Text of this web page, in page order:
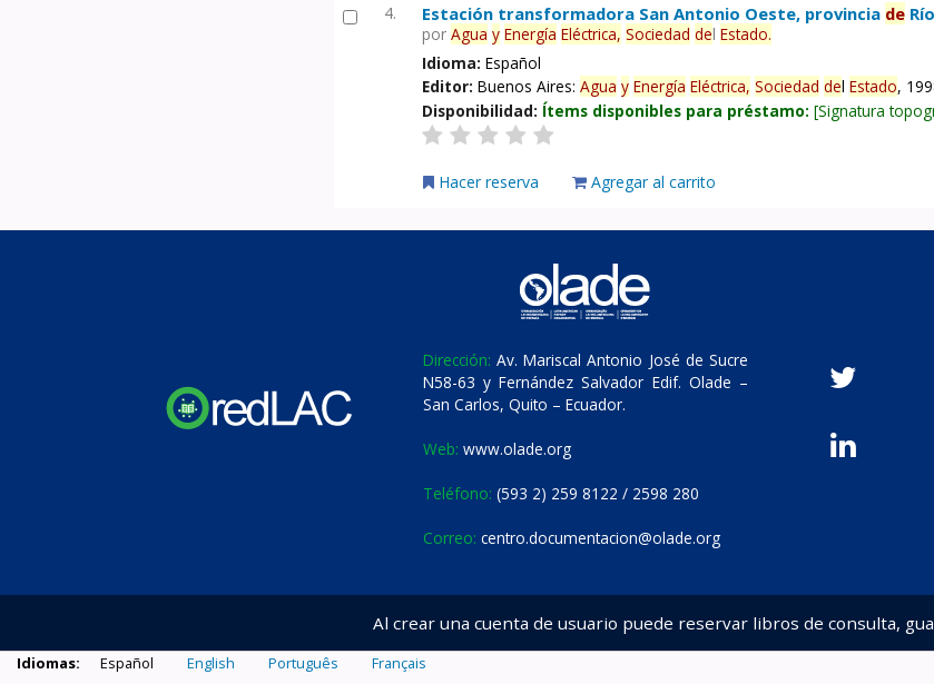
4. Estación transformadora San Antonio Oeste, provincia de
porAgua y Energía Eléctrica, Sociedad delEstado.
Idioma:Español
Editor:Buenos Aires:Agua y Energía Eléctrica, Sociedad delEstado,
Disponibilidad: Ítems disponibles para préstamo: Signatura
Hacer reserva Agregar al carrito
Dirección: Av. Mariscal Antonio José de Sucre
N58-63 y Fernández Salvador Edif. Olade –
San Carlos, Quito – Ecuador.
Web: www.olade.org
Teléfono: (593 2) 259 8122 / 2598 280
Correo: centro.documentacion@olade.org
Al crear una cuenta de usuario puede reservar libros de consulta,
Idiomas: Español English Português Français